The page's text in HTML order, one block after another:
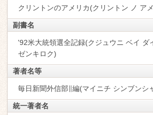
クリントンのアメリカ(クリントン ノ ア
副書名
'92米大統領選全記録(クジュウニ ベイ ダ
ゼンキロク)
著者名等
毎日新聞外信部∥編(マイニチ シンブンシ
統一著者名